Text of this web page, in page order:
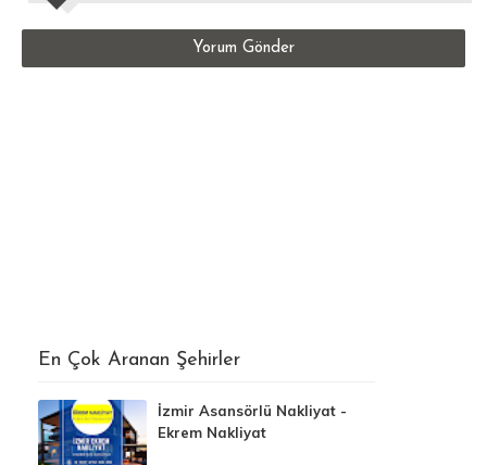
Yorum Gönder
En Çok Aranan Şehirler
İzmir Asansörlü Nakliyat -
Ekrem Nakliyat